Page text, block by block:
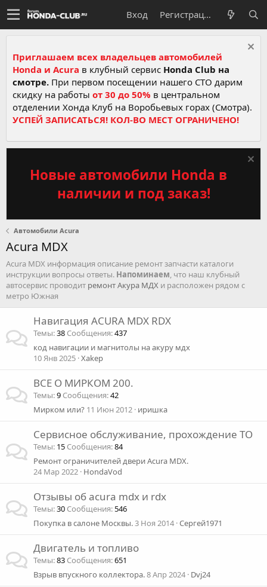
Вход Регистрация
Приглашаем всех владельцев автомобилей
Honda и Acura в клубный сервис Honda Club на
смотре. При первом посещении нашего СТО дарим
скидку на работы от 30 до 50% в центральном
отделении Хонда Клуб на Воробьевых горах (Смотра).
УСПЕЙ ЗАПИСАТЬСЯ! КОЛ-ВО МЕСТ ОГРАНИЧЕНО!
Новые автомобили Honda в
наличии и под заказ!
Автомобили Acura
Acura MDX
Acura MDX информация описание ремонт запчасти каталоги
инструкции вопросы ответы. Напоминаем, что наш клубный
автосервис проводит ремонт Акура МДХ и расположен рядом с
метро Южная
Навигация ACURA MDX RDX
Темы 38 Сообщения 437
код навигации и магнитолы на акуру мдх
10 Янв 2025 Xakep
ВСЕ О МИРКОМ 200.
Темы 9 Сообщения 42
Мирком или? 11 Июн 2012 иришка
Сервисное обслуживание, прохождение ТО
Темы 15 Сообщения 84
Ремонт ограничителей двери Acura MDX.
24 Мар 2022 HondaVod
Отзывы об acura mdx и rdx
Темы 30 Сообщения 546
Покупка в салоне Москвы.3 Ноя 2014 Сергей1971
Двигатель и топливо
Темы 83 Сообщения 651
Взрыв впускного коллектора.8 Апр 2024 Dvj24